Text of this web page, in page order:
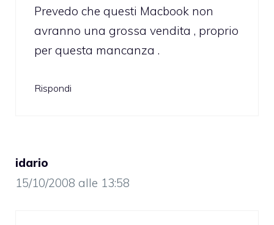
Prevedo che questi Macbook non
avranno una grossa vendita , proprio
per questa mancanza .
Rispondi
idario
15/10/2008 alle 13:58